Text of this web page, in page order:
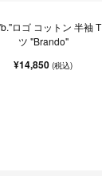
ロゴ コットン 半袖
ツ "Brando"
¥14,850(税込)